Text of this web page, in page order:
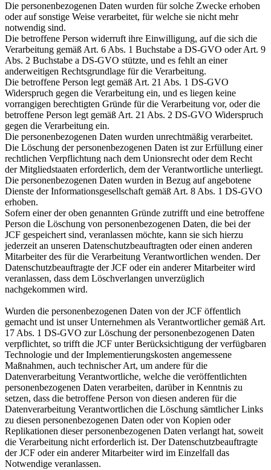
Die personenbezogenen Daten wurden für solche Zwecke erhoben
oder auf sonstige Weise verarbeitet, für welche sie nicht mehr
notwendig sind.
Die betroffene Person widerruft ihre Einwilligung, auf die sich die
Verarbeitung gemäß Art. 6 Abs. 1 Buchstabe a DS-GVO oder Art. 9
Abs. 2 Buchstabe a DS-GVO stützte, und es fehlt an einer
anderweitigen Rechtsgrundlage für die Verarbeitung.
Die betroffene Person legt gemäß Art. 21 Abs. 1 DS-GVO
Widerspruch gegen die Verarbeitung ein, und es liegen keine
vorrangigen berechtigten Gründe für die Verarbeitung vor, oder die
betroffene Person legt gemäß Art. 21 Abs. 2 DS-GVO Widerspruch
gegen die Verarbeitung ein.
Die personenbezogenen Daten wurden unrechtmäßig verarbeitet.
Die Löschung der personenbezogenen Daten ist zur Erfüllung einer
rechtlichen Verpflichtung nach dem Unionsrecht oder dem Recht
der Mitgliedstaaten erforderlich, dem der Verantwortliche unterliegt.
Die personenbezogenen Daten wurden in Bezug auf angebotene
Dienste der Informationsgesellschaft gemäß Art. 8 Abs. 1 DS-GVO
erhoben.
Sofern einer der oben genannten Gründe zutrifft und eine betroffene
Person die Löschung von personenbezogenen Daten, die bei der
JCF gespeichert sind, veranlassen möchte, kann sie sich hierzu
jederzeit an unseren Datenschutzbeauftragten oder einen anderen
Mitarbeiter des für die Verarbeitung Verantwortlichen wenden. Der
Datenschutzbeauftragte der JCF oder ein anderer Mitarbeiter wird
veranlassen, dass dem Löschverlangen unverzüglich
nachgekommen wird.
Wurden die personenbezogenen Daten von der JCF öffentlich
gemacht und ist unser Unternehmen als Verantwortlicher gemäß Art.
17 Abs. 1 DS-GVO zur Löschung der personenbezogenen Daten
verpflichtet, so trifft die JCF unter Berücksichtigung der verfügbaren
Technologie und der Implementierungskosten angemessene
Maßnahmen, auch technischer Art, um andere für die
Datenverarbeitung Verantwortliche, welche die veröffentlichten
personenbezogenen Daten verarbeiten, darüber in Kenntnis zu
setzen, dass die betroffene Person von diesen anderen für die
Datenverarbeitung Verantwortlichen die Löschung sämtlicher Links
zu diesen personenbezogenen Daten oder von Kopien oder
Replikationen dieser personenbezogenen Daten verlangt hat, soweit
die Verarbeitung nicht erforderlich ist. Der Datenschutzbeauftragte
der JCF oder ein anderer Mitarbeiter wird im Einzelfall das
Notwendige veranlassen.